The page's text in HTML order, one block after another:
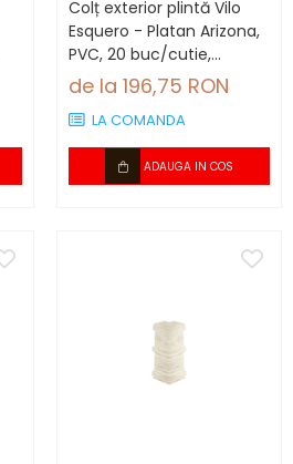
Colț exterior plintă Vilo
Esquero - Platan Arizona,
PVC, 20 buc/cutie,
compatibil plintă 66.6
de la 196,75 RON
LA COMANDA
ADAUGA IN COS